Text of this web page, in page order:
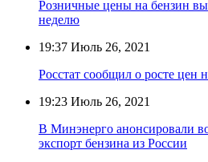
Розничные цены на бензин
неделю
19:37 Июль 26, 2021
Росстат сообщил о росте цен
19:23 Июль 26, 2021
В Минэнерго анонсировали
экспорт бензина из России